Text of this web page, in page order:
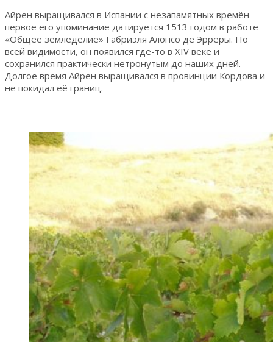
Айрен выращивался в Испании с незапамятных времён –
первое его упоминание датируется 1513 годом в работе
«Общее земледелие» Габриэля Алонсо де Эрреры. По
всей видимости, он появился где-то в XIV веке и
сохранился практически нетронутым до наших дней.
Долгое время Айрен выращивался в провинции Кордова и
не покидал её границ.